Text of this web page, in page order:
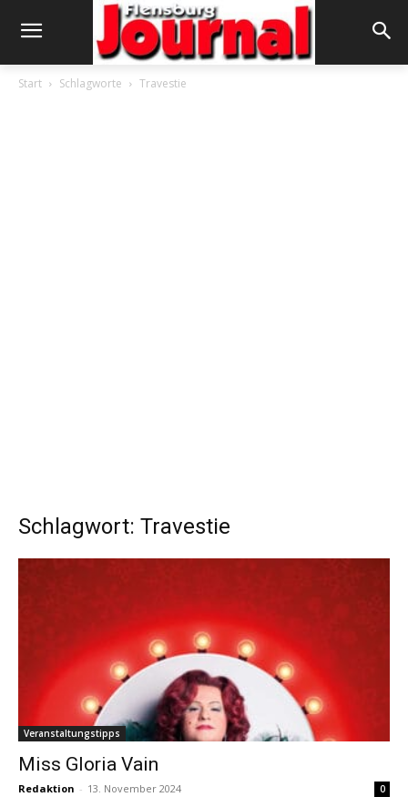
Start Schlagworte Travestie
Schlagwort: Travestie
Veranstaltungstipps
Miss Gloria Vain
Redaktion - 13. November 2024 0